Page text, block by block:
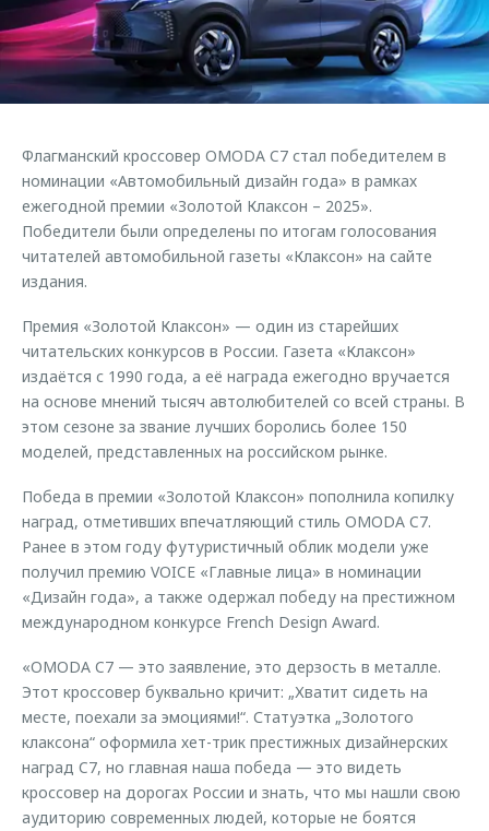
Страхование
Кредитный калькулятор
Аксессуары
Оригинальные аксессуары
Запчасти
Трейд-ин
Калькулятор трейд-ин
Клиентская поддержка
O&J Автоклуб
Клуб владельцев OMODA
Аксессуары
Одежда и сувениры
Оригинальные аксессуары
Запчасти
Обратная связь
Флагманский кроссовер OMODA C7 стал победителем в
номинации «Автомобильный дизайн года» в рамках
ежегодной премии «Золотой Клаксон – 2025».
Победители были определены по итогам голосования
читателей автомобильной газеты «Клаксон» на сайте
издания.
Премия «Золотой Клаксон» — один из старейших
читательских конкурсов в России. Газета «Клаксон»
издаётся с 1990 года, а её награда ежегодно вручается
на основе мнений тысяч автолюбителей со всей страны. В
этом сезоне за звание лучших боролись более 150
моделей, представленных на российском рынке.
Победа в премии «Золотой Клаксон» пополнила копилку
наград, отметивших впечатляющий стиль OMODA C7.
Ранее в этом году футуристичный облик модели уже
получил премию VOICE «Главные лица» в номинации
«Дизайн года», а также одержал победу на престижном
международном конкурсе French Design Award.
«OMODA C7 — это заявление, это дерзость в металле.
Этот кроссовер буквально кричит: „Хватит сидеть на
месте, поехали за эмоциями!“. Статуэтка „Золотого
клаксона“ оформила хет-трик престижных дизайнерских
наград C7, но главная наша победа — это видеть
кроссовер на дорогах России и знать, что мы нашли свою
аудиторию современных людей, которые не боятся